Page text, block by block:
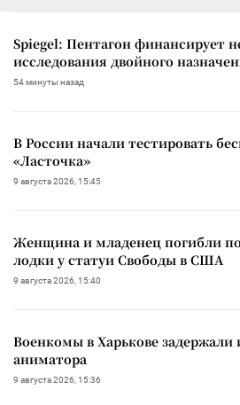
Spiegel: Пентагон финансирует
исследования двойного
54 минуты назад
В России начали тестировать
«Ласточка»
9 августа 2026, 15:45
Женщина и младенец погибли
лодки у статуи Свободы в США
9 августа 2026, 15:40
Военкомы в Харькове задержали
аниматора
9 августа 2026, 15:36